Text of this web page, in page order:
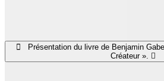
Créateur ».